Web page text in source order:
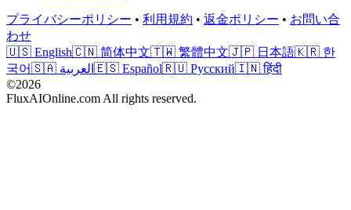
プライバシーポリシー • 利用規約 • 返金ポリシー • お問い合
わせ
🇺🇸 English🇨🇳 简体中文🇹🇼 繁體中文🇯🇵 日本語🇰🇷 한
국어
🇸🇦 العربية 🇪🇸 Español🇷🇺 Русский🇮🇳 हिंदी
©2026
FluxAIOnline.com All rights reserved.